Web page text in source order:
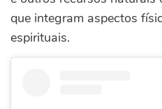
que integram aspectos
espirituais.